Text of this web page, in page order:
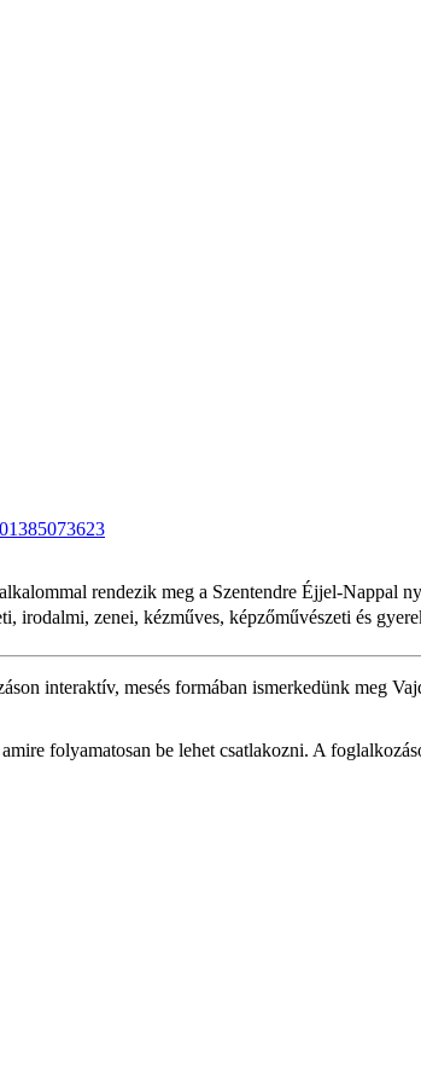
rendezik meg a Szentendre Éjjel-
irodalmi, zenei, kézműves, képzőművészeti és
interaktív, mesés formában ismerkedünk meg
folyamatosan be lehet csatlakozni. A